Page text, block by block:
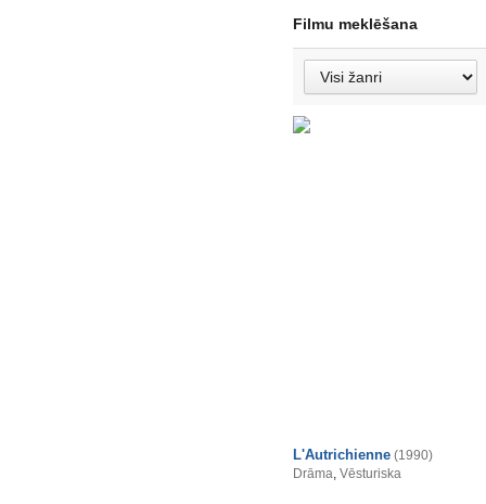
Filmu meklēšana
L'Autrichienne (1990)
Drāma, Vēsturiska